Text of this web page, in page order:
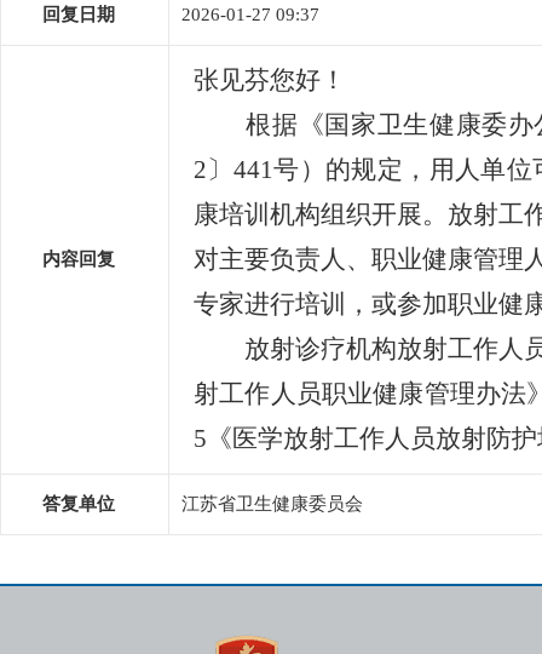
回复日期 2026-01-27 09:37
内容回复
张见芬您好！
根据《国家卫生健康委办
2〕441号）的规定，用人单
康培训机构组织开展。放射工
对主要负责人、职业健康管理
专家进行培训，或参加职业健
放射诊疗机构放射工作人员
射工作人员职业健康管理办法
5《医学放射工作人员放射防
答复单位 江苏省卫生健康委员会